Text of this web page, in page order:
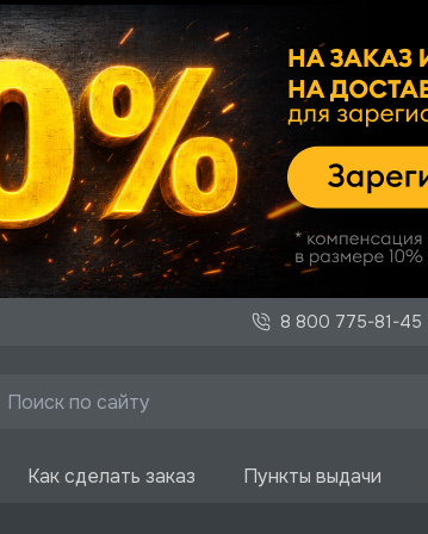
8 800 775-81-45
Как сделать заказ Пункты выдачи